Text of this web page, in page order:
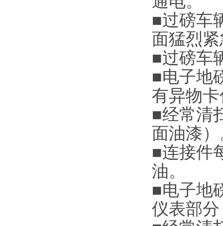
■过磅车
面猛烈
■过磅车
■电子地
有异物
■经常清
面油漆）
■连接件
油。
■电子地
仪表